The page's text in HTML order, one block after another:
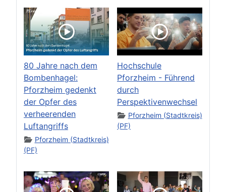
80 Jahre nach dem
Bombenhagel:
Pforzheim gedenkt
der Opfer des
verheerenden
Luftangriffs
Pforzheim (Stadtkreis)
(PF)
Hochschule
Pforzheim - Führend
durch
Perspektivenwechsel
Pforzheim (Stadtkreis)
(PF)